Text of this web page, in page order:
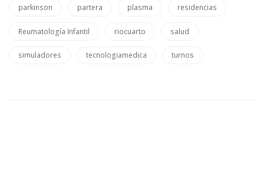
parkinson partera plasma residencias
Reumatología Infantil riocuarto salud
simuladores tecnologiamedica turnos